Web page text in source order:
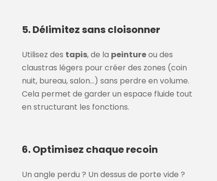
5. Délimitez sans cloisonner
Utilisez des tapis, de la peintureou des
claustras légers pour créer des zones (coin
nuit, bureau, salon…) sans perdre en volume.
Cela permet de garder un espace fluide tout
en structurant les fonctions.
6. Optimisez chaque recoin
Un angle perdu ? Un dessus de porte vide ?